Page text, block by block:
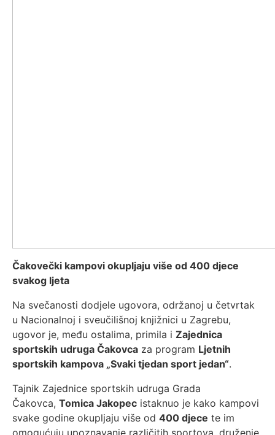
Čakovečki kampovi okupljaju više od 400 djece
svakog ljeta
Na svečanosti dodjele ugovora, održanoj u četvrtak
u Nacionalnoj i sveučilišnoj knjižnici u Zagrebu,
ugovor je, među ostalima, primila i Zajednica
sportskih udruga Čakovca za program Ljetnih
sportskih kampova „Svaki tjedan sport jedan“.
Tajnik Zajednice sportskih udruga Grada
Čakovca, Tomica Jakopec istaknuo je kako kampovi
svake godine okupljaju više od 400 djece te im
omogućuju upoznavanje različitih sportova, druženje